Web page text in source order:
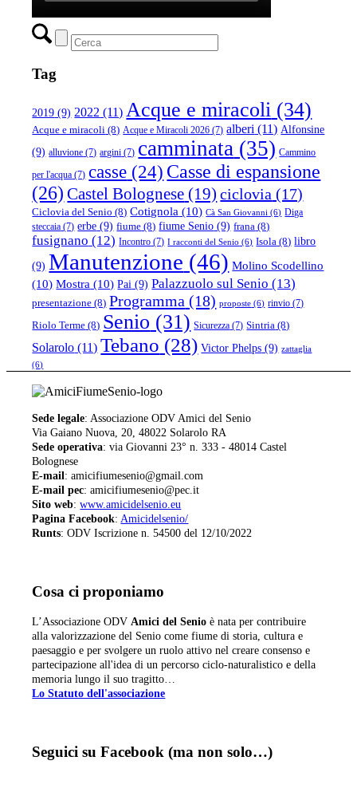
Tag
2019 (9) 2022 (11) Acque e miracoli (34)
Acque e miracoli (8) Acque e Miracoli 2026 (7) alberi (11) Alfonsine
(9) alluvione (7) argini (7) camminata (35) Cammino
per l'acqua (7) casse (24) Casse di espansione
(26) Castel Bolognese (19) ciclovia (17)
Ciclovia del Senio (8) Cotignola (10) Cà San Giovanni (6) Diga
steccaia (7) erbe (9) fiume (8) fiume Senio (9) frana (8)
fusignano (12) Incontro (7) I racconti del Senio (6) Isola (8) libro
(9) Manutenzione (46) Molino Scodellino
(10) Mostra (10) Pai (9) Palazzuolo sul Senio (13)
presentazione (8) Programma (18) proposte (6) rinvio (7)
Riolo Terme (8) Senio (31) Sicurezza (7) Sintria (8)
Solarolo (11) Tebano (28) Victor Phelps (9) zattaglia
(6)
Sede legale: Associazione ODV Amici del Senio
Via Gaiano Nuova, 20, 48022 Solarolo RA
Sede operativa: via Giovanni 23° n. 333 - 48014 Castel
Bolognese
E-mail: amicifiumesenio@gmail.com
E-mail pec: amicifiumesenio@pec.it
Sito web:www.amicidelsenio.eu
Pagina Facebook:Amicidelsenio/
Runts: ODV Iscrizione n. 54500 del 12/10/2022
Cosa ci proponiamo
L’Associazione ODVAmici del Senio è nata per contribuire
alla valorizzazione del Senio come fiume di storia, cultura e
paesaggio e per svolgere un ruolo attivo nel creare consenso e
partecipazione all'idea di un percorso ciclo-naturalistico e della
memoria lungo il suo tragitto…
Lo Statuto dell'associazione
Seguici su Facebook (ma non solo…)